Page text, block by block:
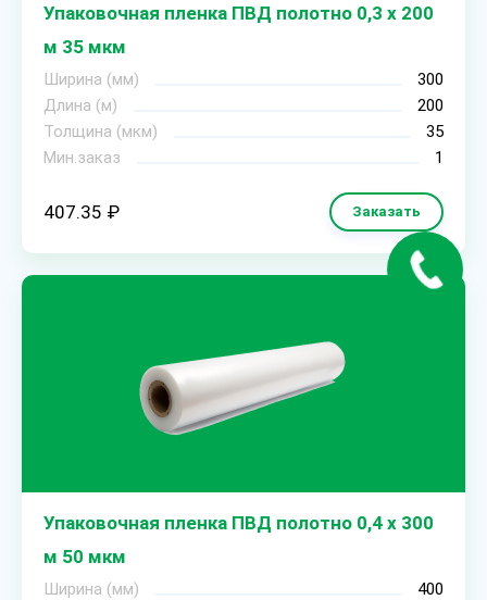
Упаковочная пленка ПВД полотно 0,3 х 200
м 35 мкм
Ширина (мм)
300
Длина (м)
200
Толщина (мкм)
35
Мин.заказ
1
407.35 ₽ Заказать
Упаковочная пленка ПВД полотно 0,4 х 300
м 50 мкм
Ширина (мм)
400